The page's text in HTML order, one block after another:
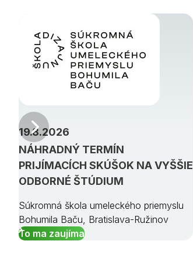
NÁHRADNÝ TERMÍN
PRIJÍMACÍCH SKÚŠOK NA VYŠŠIE
ODBORNÉ ŠTÚDIUM
19.8.2026
Súkromná škola umeleckého priemyslu
Bohumila Baču, Bratislava-Ružinov
To ma zaujíma
Predchádzajúci